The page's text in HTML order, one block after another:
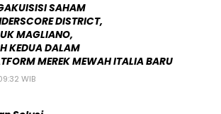
SAHAM
DISTRICT,
MAGLIANO,
KEDUA DALAM
MEREK MEWAH ITALIA BARU
WIB